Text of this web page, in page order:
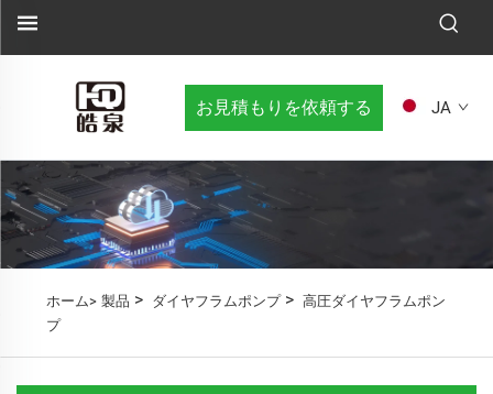
お見積もりを依頼する JA
ホーム> 製品 > ダイヤフラムポンプ> 高圧ダイヤフラムポン
プ